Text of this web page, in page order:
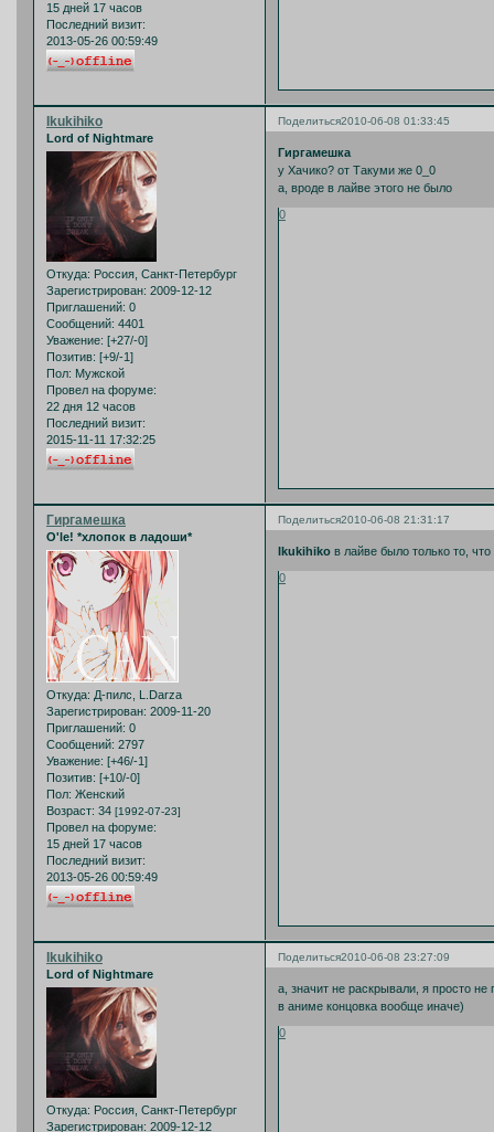
15 дней 17 часов
Последний визит:
2013-05-26 00:59:49
Поделиться2010-06-08 01:33:45
Ikukihiko
Lord of Nightmare
Откуда: Россия, Санкт-Петербург
Зарегистрирован: 2009-12-12
Приглашений: 0
Сообщений: 4401
Уважение: [+27/-0]
Позитив: [+9/-1]
Пол: Мужской
Провел на форуме:
22 дня 12 часов
Последний визит:
2015-11-11 17:32:25
Гиргамешка
у Хачико? от Такуми же 0_0
а, вроде в лайве этого не было
0
Поделиться2010-06-08 21:31:17
Гиргамешка
O'le! *хлопок в ладоши*
Откуда: Д-пилс, L.Darza
Зарегистрирован: 2009-11-20
Приглашений: 0
Сообщений: 2797
Уважение: [+46/-1]
Позитив: [+10/-0]
Пол: Женский
Возраст: 34 [1992-07-23]
Провел на форуме:
15 дней 17 часов
Последний визит:
2013-05-26 00:59:49
Ikukihiko в лайве было только то,
0
Поделиться2010-06-08 23:27:09
Ikukihiko
Lord of Nightmare
Откуда: Россия, Санкт-Петербург
Зарегистрирован: 2009-12-12
а, значит не раскрывали, я просто
в аниме концовка вообще иначе)
0